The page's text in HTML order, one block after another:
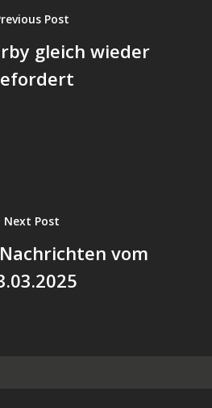
Post
gleich wieder
Next Post
vom